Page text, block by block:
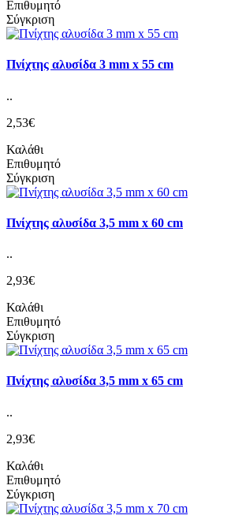
Επιθυμητό
Σύγκριση
Πνίχτης αλυσίδα 3 mm x 55 cm
..
2,53€
Καλάθι
Επιθυμητό
Σύγκριση
Πνίχτης αλυσίδα 3,5 mm x 60 cm
..
2,93€
Καλάθι
Επιθυμητό
Σύγκριση
Πνίχτης αλυσίδα 3,5 mm x 65 cm
..
2,93€
Καλάθι
Επιθυμητό
Σύγκριση